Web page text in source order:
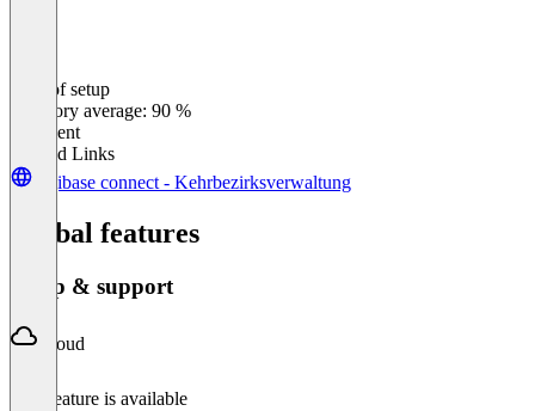
Ease of setup
Category average: 90 %
Excellent
Related Links
digibase connect - Kehrbezirksverwaltung
Global features
Setup & support
Cloud
This feature is available